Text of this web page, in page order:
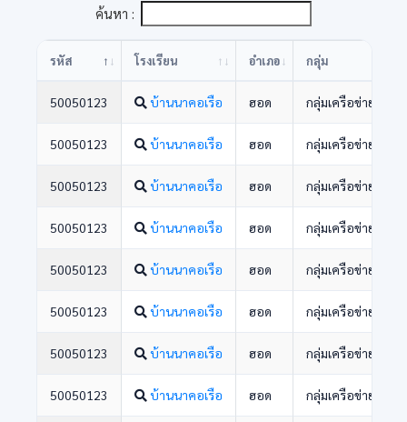
ค้นหา :
รหัส โรงเรียน อำเภอ กลุ่ม
50050123 บ้านนาคอเรือ ฮอด กลุ่มเครือข่ายพัฒน
50050123 บ้านนาคอเรือ ฮอด กลุ่มเครือข่ายพัฒน
50050123 บ้านนาคอเรือ ฮอด กลุ่มเครือข่ายพัฒน
50050123 บ้านนาคอเรือ ฮอด กลุ่มเครือข่ายพัฒน
50050123 บ้านนาคอเรือ ฮอด กลุ่มเครือข่ายพัฒน
50050123 บ้านนาคอเรือ ฮอด กลุ่มเครือข่ายพัฒน
50050123 บ้านนาคอเรือ ฮอด กลุ่มเครือข่ายพัฒน
50050123 บ้านนาคอเรือ ฮอด กลุ่มเครือข่ายพัฒน